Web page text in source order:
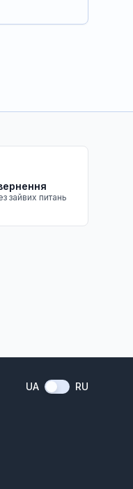
зайвих питань
UA RU